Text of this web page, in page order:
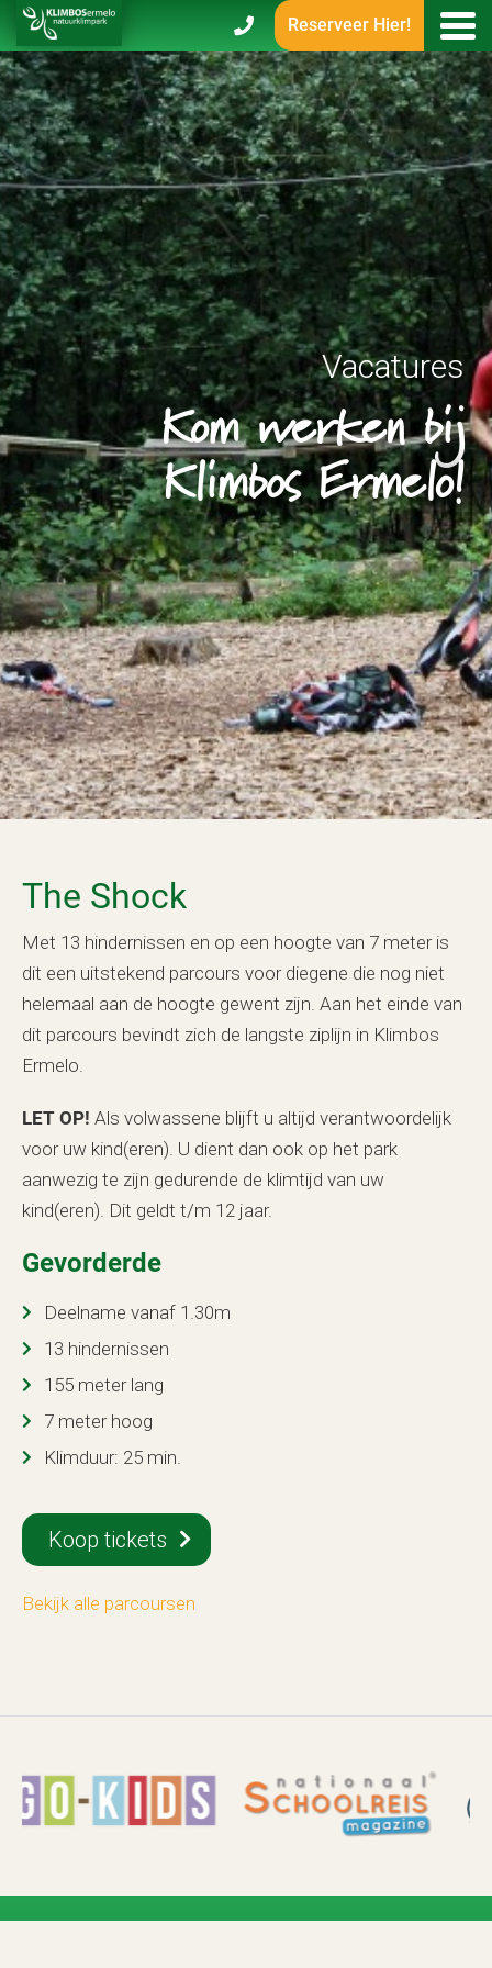
Reserveer Hier!
Vacatures
Kom werken bij
Klimbos Ermelo!
The Shock
Met 13 hindernissen en op een hoogte van 7 meter is
dit een uitstekend parcours voor diegene die nog niet
helemaal aan de hoogte gewent zijn. Aan het einde van
dit parcours bevindt zich de langste ziplijn in Klimbos
Ermelo.
LET OP! Als volwassene blijft u altijd verantwoordelijk
voor uw kind(eren). U dient dan ook op het park
aanwezig te zijn gedurende de klimtijd van uw
kind(eren). Dit geldt t/m 12 jaar.
Gevorderde
Deelname vanaf 1.30m
13 hindernissen
155 meter lang
7 meter hoog
Klimduur: 25 min.
Koop tickets
Bekijk alle parcoursen